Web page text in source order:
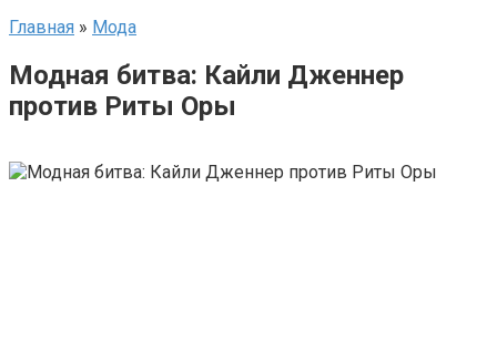
Главная » Мода
Модная битва: Кайли Дженнер
против Риты Оры